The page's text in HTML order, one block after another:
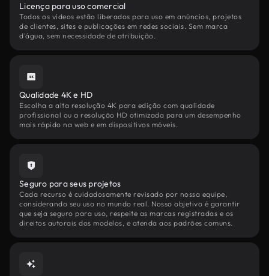
Licença para uso comercial
Todos os vídeos estão liberados para uso em anúncios, projetos
de clientes, sites e publicações em redes sociais. Sem marca
d'água, sem necessidade de atribuição.
Qualidade 4K e HD
Escolha a alta resolução 4K para edição com qualidade
profissional ou a resolução HD otimizada para um desempenho
mais rápido na web e em dispositivos móveis.
Seguro para seus projetos
Cada recurso é cuidadosamente revisado por nossa equipe,
considerando seu uso no mundo real. Nosso objetivo é garantir
que seja seguro para uso, respeite as marcas registradas e os
direitos autorais dos modelos, e atenda aos padrões comuns.